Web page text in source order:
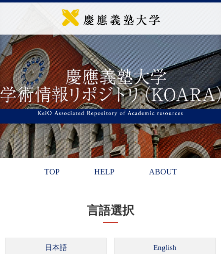
TOP HELP ABOUT
言語選択